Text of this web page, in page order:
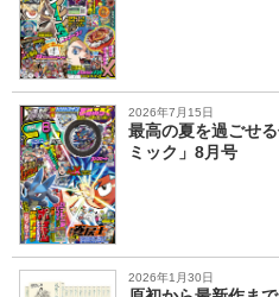
2026年7月15日
最高の夏を過ごせ
ミック」8月号
2026年1月30日